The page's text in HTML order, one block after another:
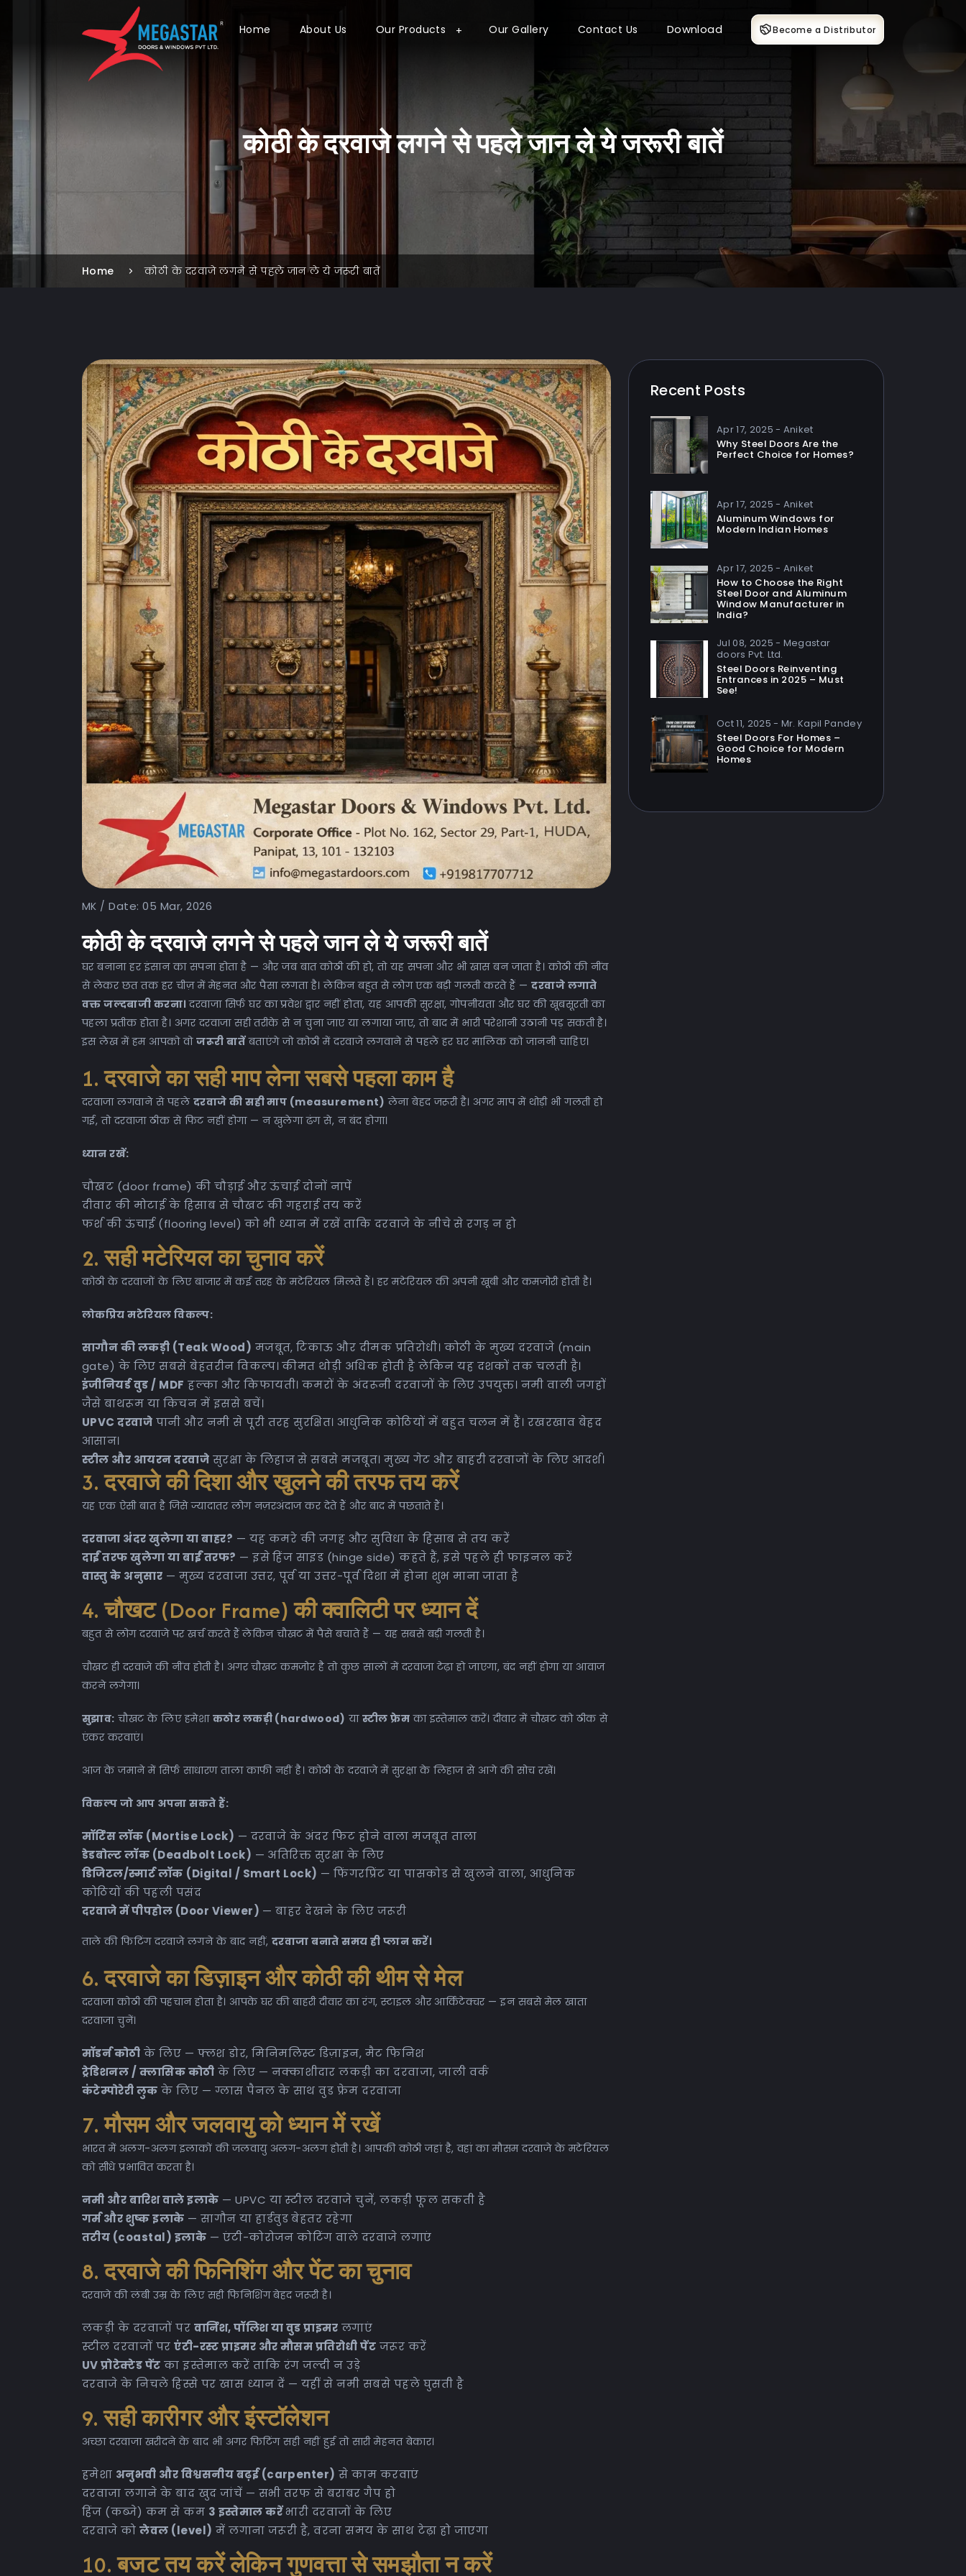
Home About Us Our Products Our Gallery Contact Us Download Become a Distributor
कोठी के दरवाजे लगने से पहले जान ले ये जरूरी बातें
Home कोठी के दरवाजे लगने से पहले जान ले ये जरूरी बातें
MK /Date: 05 Mar, 2026
कोठी के दरवाजे लगने से पहले जान ले ये जरूरी बातें
घर बनाना हर इंसान का सपना होता है — और जब बात कोठी की हो, तो यह सपना और भी खास बन जाता है। कोठी की नींव
से लेकर छत तक हर चीज़ में मेहनत और पैसा लगता है। लेकिन बहुत से लोग एक बड़ी गलती करते हैं —दरवाजे लगाते
वक्त जल्दबाजी करना।दरवाजा सिर्फ घर का प्रवेश द्वार नहीं होता, यह आपकी सुरक्षा, गोपनीयता और घर की खूबसूरती का
पहला प्रतीक होता है। अगर दरवाजा सही तरीके से न चुना जाए या लगाया जाए, तो बाद में भारी परेशानी उठानी पड़ सकती है।
इस लेख में हम आपको वोजरूरी बातेंबताएंगे जो कोठी में दरवाजे लगवाने से पहले हर घर मालिक को जाननी चाहिए।
1. दरवाजे का सही माप लेना सबसे पहला काम है
दरवाजा लगवाने से पहले दरवाजे की सही माप (measurement) लेना बेहद जरूरी है। अगर माप में थोड़ी भी गलती हो
गई, तो दरवाजा ठीक से फिट नहीं होगा — न खुलेगा ढंग से, न बंद होगा।
ध्यान रखें:
चौखट (door frame) की चौड़ाई और ऊंचाई दोनों नापें
दीवार की मोटाई के हिसाब से चौखट की गहराई तय करें
फर्श की ऊंचाई (flooring level) को भी ध्यान में रखें ताकि दरवाजे के नीचे से रगड़ न हो
2. सही मटेरियल का चुनाव करें
कोठी के दरवाजों के लिए बाजार में कई तरह के मटेरियल मिलते हैं। हर मटेरियल की अपनी खूबी और कमजोरी होती है।
लोकप्रिय मटेरियल विकल्प:
सागौन की लकड़ी (Teak Wood) मजबूत, टिकाऊ और दीमक प्रतिरोधी। कोठी के मुख्य दरवाजे (main
gate) के लिए सबसे बेहतरीन विकल्प। कीमत थोड़ी अधिक होती है लेकिन यह दशकों तक चलती है।
इंजीनियर्ड वुड / MDF हल्का और किफायती। कमरों के अंदरूनी दरवाजों के लिए उपयुक्त। नमी वाली जगहों
जैसे बाथरूम या किचन में इससे बचें।
UPVC दरवाजे पानी और नमी से पूरी तरह सुरक्षित। आधुनिक कोठियों में बहुत चलन में हैं। रखरखाव बेहद
आसान।
स्टील और आयरन दरवाजे सुरक्षा के लिहाज से सबसे मजबूत। मुख्य गेट और बाहरी दरवाजों के लिए आदर्श।
3. दरवाजे की दिशा और खुलने की तरफ तय करें
यह एक ऐसी बात है जिसे ज्यादातर लोग नज़रअंदाज कर देते हैं और बाद में पछताते हैं।
दरवाजा अंदर खुलेगा या बाहर? — यह कमरे की जगह और सुविधा के हिसाब से तय करें
दाईं तरफ खुलेगा या बाईं तरफ? — इसे हिंज साइड (hinge side) कहते हैं, इसे पहले ही फाइनल करें
वास्तु के अनुसार — मुख्य दरवाजा उत्तर, पूर्व या उत्तर-पूर्व दिशा में होना शुभ माना जाता है
4. चौखट (Door Frame) की क्वालिटी पर ध्यान दें
बहुत से लोग दरवाजे पर खर्च करते हैं लेकिन चौखट में पैसे बचाते हैं — यह सबसे बड़ी गलती है।
चौखट ही दरवाजे की नींव होती है। अगर चौखट कमजोर है तो कुछ सालों में दरवाजा टेढ़ा हो जाएगा, बंद नहीं होगा या आवाज
करने लगेगा।
सुझाव: चौखट के लिए हमेशा कठोर लकड़ी (hardwood) या स्टील फ्रेम का इस्तेमाल करें। दीवार में चौखट को ठीक से
एंकर करवाएं।
आज के जमाने में सिर्फ साधारण ताला काफी नहीं है। कोठी के दरवाजे में सुरक्षा के लिहाज से आगे की सोच रखें।
विकल्प जो आप अपना सकते हैं:
मॉर्टिस लॉक (Mortise Lock) — दरवाजे के अंदर फिट होने वाला मजबूत ताला
डेडबोल्ट लॉक (Deadbolt Lock) — अतिरिक्त सुरक्षा के लिए
डिजिटल/स्मार्ट लॉक (Digital / Smart Lock) — फिंगरप्रिंट या पासकोड से खुलने वाला, आधुनिक
कोठियों की पहली पसंद
दरवाजे में पीपहोल (Door Viewer) — बाहर देखने के लिए जरूरी
ताले की फिटिंग दरवाजे लगने के बाद नहीं, दरवाजा बनाते समय ही प्लान करें।
6. दरवाजे का डिज़ाइन और कोठी की थीम से मेल
दरवाजा कोठी की पहचान होता है। आपके घर की बाहरी दीवार का रंग, स्टाइल और आर्किटेक्चर — इन सबसे मेल खाता
दरवाजा चुनें।
मॉडर्न कोठी के लिए — फ्लश डोर, मिनिमलिस्ट डिज़ाइन, मैट फिनिश
ट्रेडिशनल / क्लासिक कोठी के लिए — नक्काशीदार लकड़ी का दरवाजा, जाली वर्क
कंटेम्पोरेरी लुक के लिए — ग्लास पैनल के साथ वुड फ्रेम दरवाजा
7. मौसम और जलवायु को ध्यान में रखें
भारत में अलग-अलग इलाकों की जलवायु अलग-अलग होती है। आपकी कोठी जहां है, वहां का मौसम दरवाजे के मटेरियल
को सीधे प्रभावित करता है।
नमी और बारिश वाले इलाके — UPVC या स्टील दरवाजे चुनें, लकड़ी फूल सकती है
गर्म और शुष्क इलाके — सागौन या हार्डवुड बेहतर रहेगा
तटीय (coastal) इलाके — एंटी-कोरोजन कोटिंग वाले दरवाजे लगाएं
8. दरवाजे की फिनिशिंग और पेंट का चुनाव
दरवाजे की लंबी उम्र के लिए सही फिनिशिंग बेहद जरूरी है।
लकड़ी के दरवाजों पर वार्निश, पॉलिश या वुड प्राइमर लगाएं
स्टील दरवाजों परएंटी-रस्ट प्राइमर और मौसम प्रतिरोधी पेंट जरूर करें
UV प्रोटेक्टेड पेंट का इस्तेमाल करें ताकि रंग जल्दी न उड़े
दरवाजे के निचले हिस्से पर खास ध्यान दें — यहीं से नमी सबसे पहले घुसती है
9. सही कारीगर और इंस्टॉलेशन
अच्छा दरवाजा खरीदने के बाद भी अगर फिटिंग सही नहीं हुई तो सारी मेहनत बेकार।
हमेशा अनुभवी और विश्वसनीय बढ़ई (carpenter) से काम करवाएं
दरवाजा लगाने के बाद खुद जांचें — सभी तरफ से बराबर गैप हो
हिंज (कब्जे) कम से कम 3 इस्तेमाल करेंभारी दरवाजों के लिए
दरवाजे कोलेवल (level) में लगाना जरूरी है, वरना समय के साथ टेढ़ा हो जाएगा
10. बजट तय करें लेकिन गुणवत्ता से समझौता न करें
Recent Posts
Apr 17, 2025 - Aniket
Why Steel Doors Are the
Perfect Choice for Homes?
Apr 17, 2025 - Aniket
Aluminum Windows for
Modern Indian Homes
Apr 17, 2025 - Aniket
How to Choose the Right
Steel Door and Aluminum
Window Manufacturer in
India?
Jul 08, 2025 - Megastar
doors Pvt. Ltd.
Steel Doors Reinventing
Entrances in 2025 – Must
See!
Oct 11, 2025 - Mr. Kapil Pandey
Steel Doors For Homes –
Good Choice for Modern
Homes